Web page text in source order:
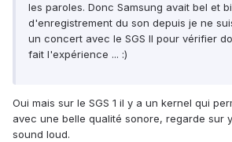
les paroles. Donc Samsung avait bel et
d'enregistrement du son depuis je ne
un concert avec le SGS II pour vérifier
fait l'expérience ... :)
Oui mais sur le SGS 1 il y a un kernel qui
avec une belle qualité sonore, regarde sur
sound loud.